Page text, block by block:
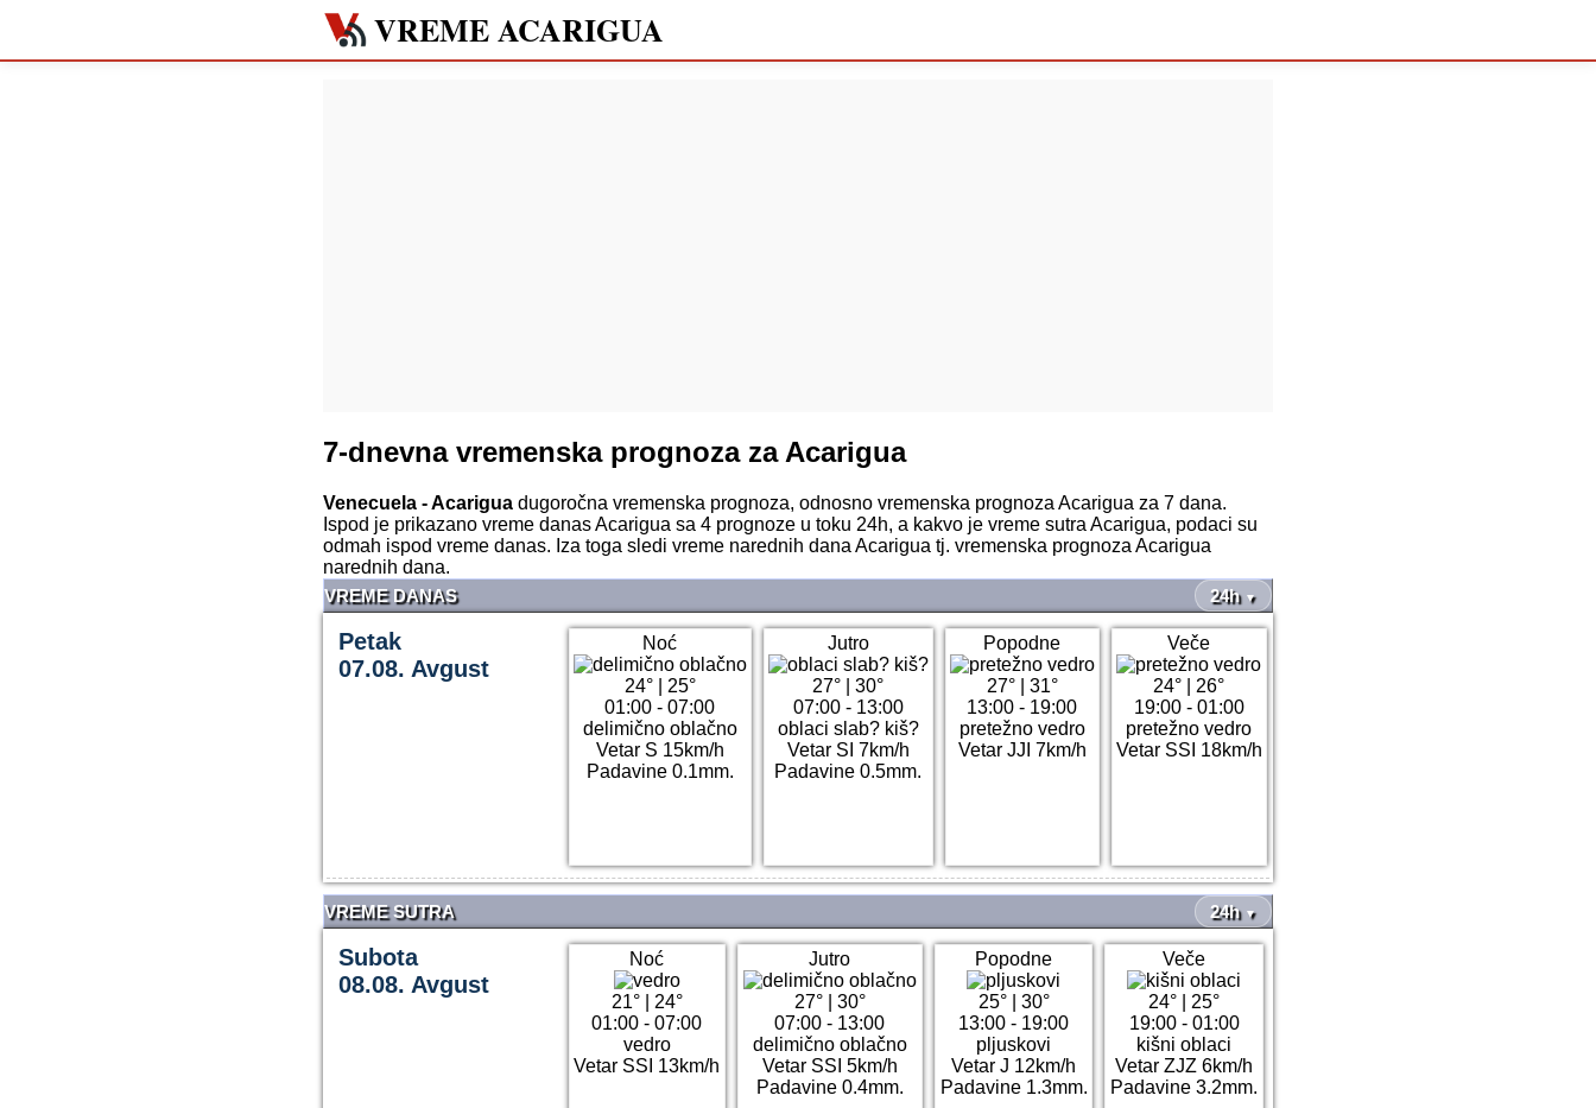
VREME ACARIGUA
7-dnevna vremenska prognoza za Acarigua
Venecuela - Acarigua dugoročna vremenska prognoza, odnosno vremenska prognoza Acarigua za 7 dana.
Ispod je prikazano vreme danas Acarigua sa 4 prognoze u toku 24h, a kakvo je vreme sutra Acarigua, podaci su
odmah ispod vreme danas. Iza toga sledi vreme narednih dana Acarigua tj. vremenska prognoza Acarigua
narednih dana.
VREME DANAS
24h ▼
Petak
07.08. Avgust
Noć
24°| 25°
01:00 - 07:00
delimično oblačno
Vetar S 15km/h
Padavine 0.1mm.
Jutro
27°
30°
07:00 - 13:00
oblaci slab? kiš?
Vetar SI 7km/h
Padavine 0.5mm.
Popodne
27°| 31°
13:00 - 19:00
pretežno vedro
Vetar JJI 7km/h
Veče
24°
26°
19:00 - 01:00
pretežno vedro
Vetar SSI 18km/h
VREME SUTRA 24h ▼
Subota
08.08. Avgust
Noć
21°| 24°
01:00 - 07:00
vedro
Vetar SSI 13km/h
Jutro
27°| 30°
07:00 - 13:00
delimično oblačno
Vetar SSI 5km/h
Padavine 0.4mm.
Popodne
25°| 30°
13:00 - 19:00
pljuskovi
Vetar J 12km/h
Padavine 1.3mm.
Veče
24°
25°
19:00 - 01:00
kišni oblaci
Vetar ZJZ 6km/h
Padavine 3.2mm.